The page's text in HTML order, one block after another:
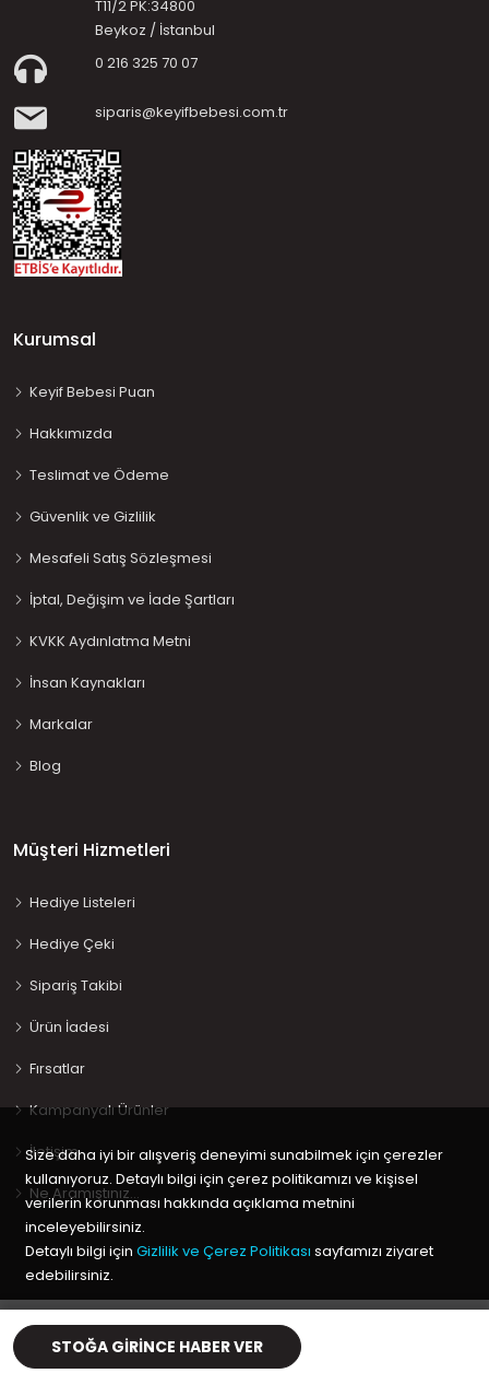
STOĞA GIRINCE HABER VER
T11/2 PK:34800
Beykoz / İstanbul
0 216 325 70 07
siparis@keyifbebesi.com.tr
Kurumsal
Keyif Bebesi Puan
Hakkımızda
Teslimat ve Ödeme
Güvenlik ve Gizlilik
Mesafeli Satış Sözleşmesi
İptal, Değişim ve İade Şartları
KVKK Aydınlatma Metni
İnsan Kaynakları
Markalar
Blog
Müşteri Hizmetleri
Hediye Listeleri
Hediye Çeki
Sipariş Takibi
Ürün İadesi
Fırsatlar
Kampanyalı Ürünler
İletişim
Ne Aramıştınız…
Copyright © 2020 Keyif Bebesi | Kids & Toys, GeliştiriciKabuk
Yazılım
Size daha iyi bir alışveriş deneyimi sunabilmek için çerezler
kullanıyoruz. Detaylı bilgi için çerez politikamızı ve kişisel
verilerin korunması hakkında açıklama metnini
inceleyebilirsiniz.
Detaylı bilgi için Gizlilik ve Çerez Politikası sayfamızı ziyaret
edebilirsiniz.
Tamam